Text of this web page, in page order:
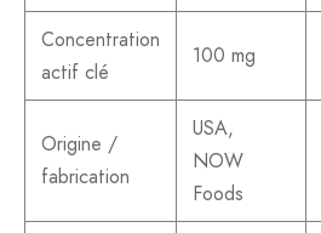
Concentration
actif clé
100 mg
Origine /
fabrication
USA,
NOW
Foods